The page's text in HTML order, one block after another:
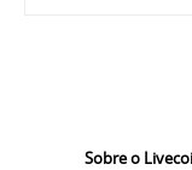
Sobre o